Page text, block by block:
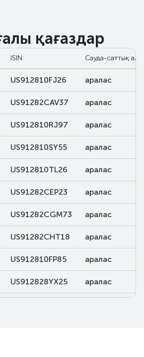
қағаздар
ISIN Сауда-саттық
US912810FJ26 аралас
US91282CAV37 аралас
US912810RJ97 аралас
US912810SY55 аралас
US912810TL26 аралас
US91282CEP23 аралас
US91282CGM73 аралас
US91282CHT18 аралас
US912810FP85 аралас
US912828YX25 аралас